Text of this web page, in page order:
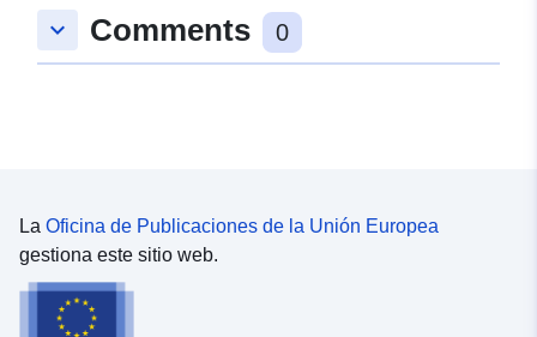
keyboard_arrow_down Comments 0
La Oficina de Publicaciones de la Unión Europea
gestiona este sitio web.